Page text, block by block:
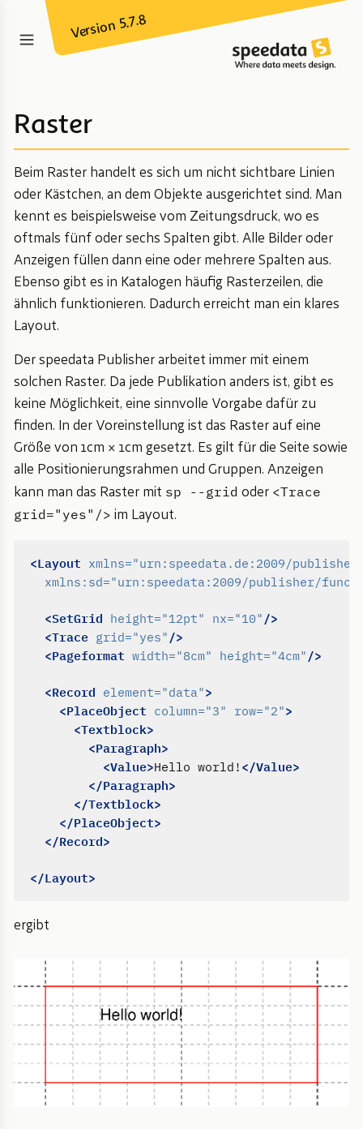
Version 5.7.8
Raster
Beim Raster handelt es sich um nicht sichtbare Linien
oder Kästchen, an dem Objekte ausgerichtet sind. Man
kennt es beispielsweise vom Zeitungsdruck, wo es
oftmals fünf oder sechs Spalten gibt. Alle Bilder oder
Anzeigen füllen dann eine oder mehrere Spalten aus.
Ebenso gibt es in Katalogen häufig Rasterzeilen, die
ähnlich funktionieren. Dadurch erreicht man ein klares
Layout.
Der speedata Publisher arbeitet immer mit einem
solchen Raster. Da jede Publikation anders ist, gibt es
keine Möglichkeit, eine sinnvolle Vorgabe dafür zu
finden. In der Voreinstellung ist das Raster auf eine
Größe von 1cm × 1cm gesetzt. Es gilt für die Seite sowie
alle Positionierungsrahmen und Gruppen. Anzeigen
kann man das Raster mit sp --grid oder <Trace
grid="yes"/> im Layout.
<Layout xmlns="urn:speedata.de:2009/
xmlns:sd="urn:speedata:2009/publisher/
<SetGrid height="12pt" nx="10"/>
<Trace grid="yes"/>
<Pageformat width="8cm" height="4cm"/>
<Record element="data">
<PlaceObject column="3" row="2">
<Textblock>
<Paragraph>
<Value>Hello world! </Value>
</Paragraph>
</Textblock>
</PlaceObject>
</Record>
</Layout>
ergibt